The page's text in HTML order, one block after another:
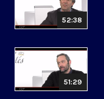
52:38
51:29